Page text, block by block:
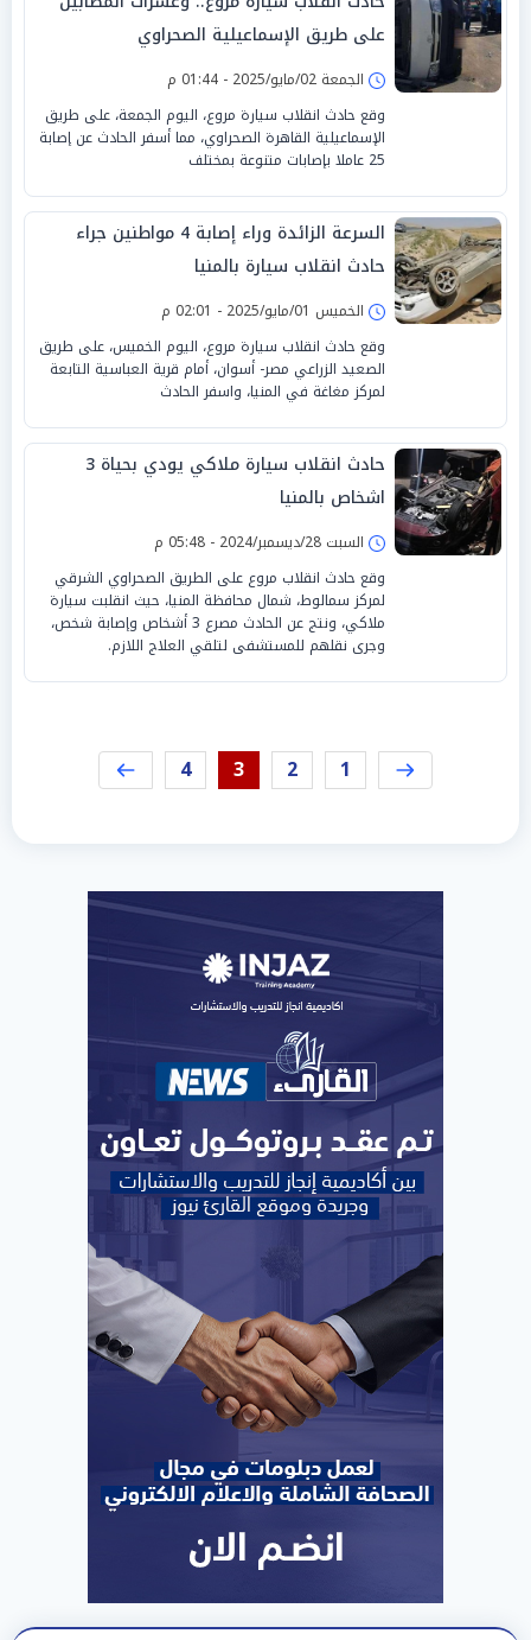
على طريق الإسماعيلية الصحراوي
الجمعة 02/مايو/2025 - 01:44 م
وقع حادث انقلاب سيارة مروع، اليوم الجمعة، على طريق
الإسماعيلية القاهرة الصحراوي، مما أسفر الحادث عن إصابة
25 عاملا بإصابات متنوعة بمختلف
السرعة الزائدة وراء إصابة 4 مواطنين جراء
حادث انقلاب سيارة بالمنيا
الخميس 01/مايو/2025 - 02:01 م
وقع حادث انقلاب سيارة مروع، اليوم الخميس، على طريق
الصعيد الزراعي مصر- أسوان، أمام قرية العباسية التابعة
لمركز مغاغة في المنيا، واسفر الحادث
حادث انقلاب سيارة ملاكي يودي بحياة 3
اشخاص بالمنيا
السبت 28/ديسمبر/2024 - 05:48 م
وقع حادث انقلاب مروع على الطريق الصحراوي الشرقي
لمركز سمالوط، شمال محافظة المنيا، حيث انقلبت سيارة
ملاكي، ونتج عن الحادث مصرع 3 أشخاص وإصابة شخص،
وجرى نقلهم للمستشفى لتلقي العلاج اللازم.
1
2
3
4